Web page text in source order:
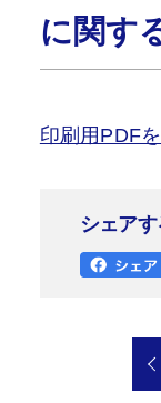
に関す
印刷用PDF
シェアす